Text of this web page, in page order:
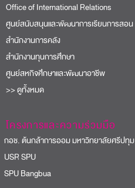
Office of International Relations
ศูนย์สนับสนุนและพัฒนาการเรียนการสอน
สำนักงานการคลัง
สำนักงานทุนการศึกษา
ศูนย์สหกิจศึกษาและพัฒนาอาชีพ
>> ดูทั้งหมด
โครงการและความร่วมมือ
ช. ต้นกล้าการออม มหาวิทยาลัยศรีปทุม
SPU
Bangbua